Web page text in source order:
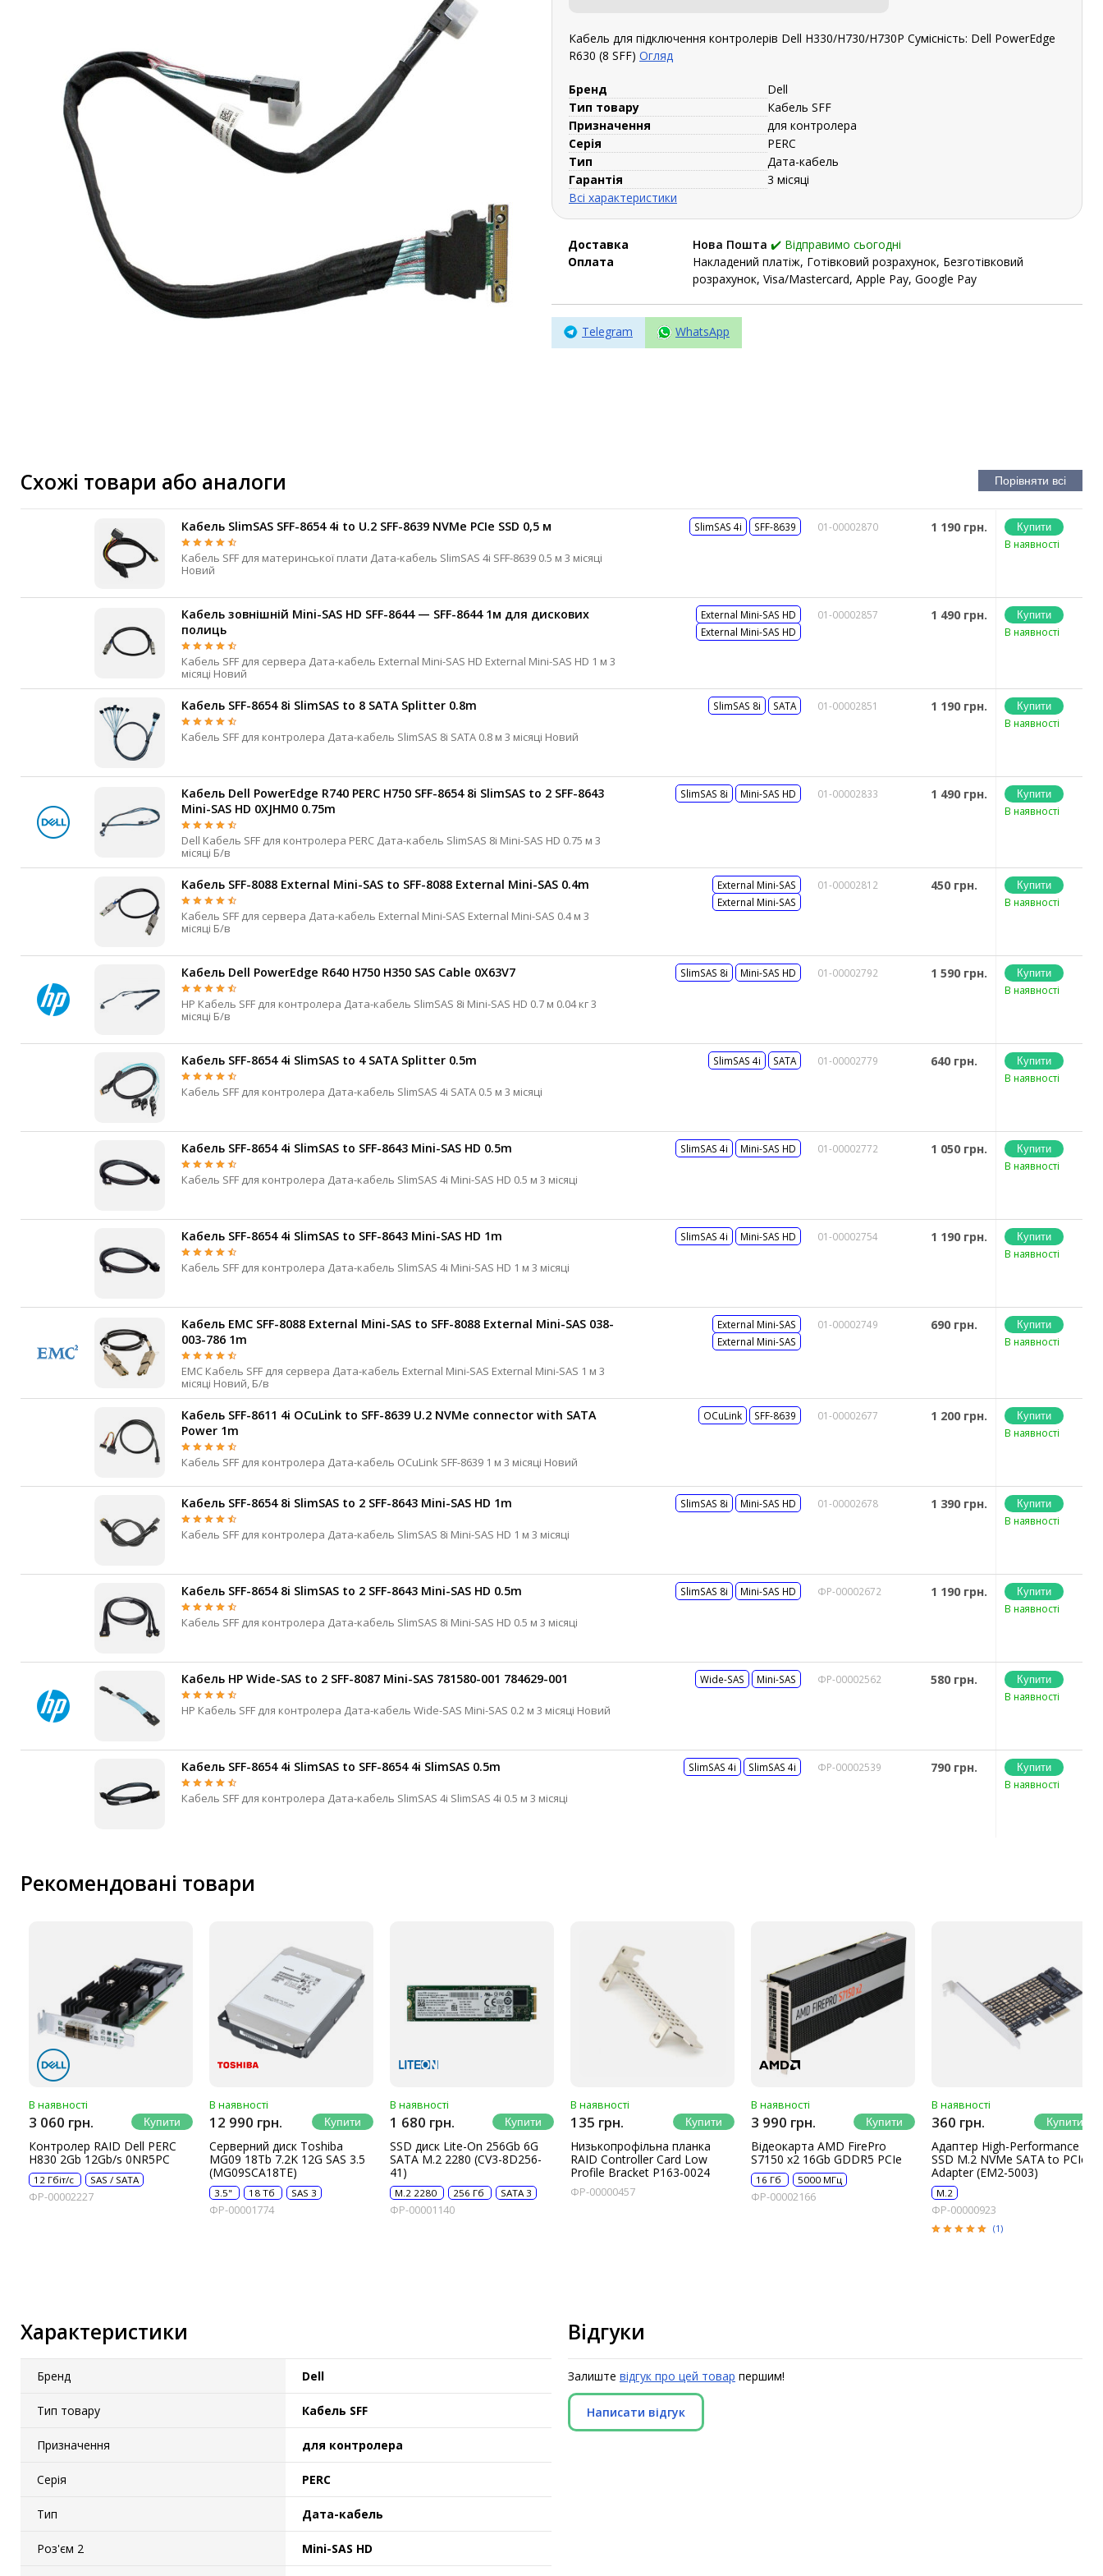
SAS диски
SATA диски
NVMe диски
Відеокарти
Блоки живлення
Контролери RAID
Кулери та системи охолодження
Кошики та салазки для жорстких дисків
Рейки та кріплення
Хаби і кардридери
Фильтри та стабілізатори
Кабелі, роз'єми, перехідники
Аксесуари для ноутбуків
Акумулятори
Зовнішні блоки живлення
Периферійні пристрої
Відеоспостереження
Автоматичні вимикачі
Інвертори напруги
Кабель для підключення контролерів Dell H330/H730/H730P Сумісність: Dell PowerEdge
R630 (8 SFF) Огляд
Бренд
Dell
Тип товару
Кабель SFF
Призначення
для контролера
Серія
PERC
Тип
Дата-кабель
Гарантія
3 місяці
Всі характеристики
Доставка Нова Пошта ✔️ Відправимо сьогодні
Оплата
Накладений платіж, Готівковий розрахунок, Безготівковий
розрахунок, Visa/Mastercard, Apple Pay, Google Pay
Telegram WhatsApp
Схожі товари або аналоги
Кабель SlimSAS SFF-8654 4i to U.2 SFF-8639 NVMe PCIe SSD 0,5 м
Кабель SFF для материнської плати Дата-кабель SlimSAS 4i SFF-8639 0.5 м 3 місяці
Новий
SlimSAS 4i SFF-8639 01-00002870 1 190 грн.
В наявності
Кабель зовнішній Mini-SAS HD SFF-8644 — SFF-8644 1м для дискових
полиць
Кабель SFF для сервера Дата-кабель External Mini-SAS HD External Mini-SAS HD 1 м 3
місяці Новий
External Mini-SAS HD
External Mini-SAS HD
01-00002857 1 490 грн.
В наявності
Кабель SFF-8654 8i SlimSAS to 8 SATA Splitter 0.8m
Кабель SFF для контролера Дата-кабель SlimSAS 8i SATA 0.8 м 3 місяці Новий
SlimSAS 8i SATA 01-00002851 1 190 грн.
В наявності
Кабель Dell PowerEdge R740 PERC H750 SFF-8654 8i SlimSAS to 2 SFF-8643
Mini-SAS HD 0XJHM0 0.75m
Dell Кабель SFF для контролера PERC Дата-кабель SlimSAS 8i Mini-SAS HD 0.75 м 3
місяці Б/в
SlimSAS 8i Mini-SAS HD 01-00002833 1 490 грн.
В наявності
Кабель SFF-8088 External Mini-SAS to SFF-8088 External Mini-SAS 0.4m
Кабель SFF для сервера Дата-кабель External Mini-SAS External Mini-SAS 0.4 м 3
місяці Б/в
External Mini-SAS
External Mini-SAS
01-00002812 450 грн.
В наявності
Кабель Dell PowerEdge R640 H750 H350 SAS Cable 0X63V7
HP Кабель SFF для контролера Дата-кабель SlimSAS 8i Mini-SAS HD 0.7 м 0.04 кг 3
місяці Б/в
SlimSAS 8i Mini-SAS HD 01-00002792 1 590 грн.
В наявності
Кабель SFF-8654 4i SlimSAS to 4 SATA Splitter 0.5m
Кабель SFF для контролера Дата-кабель SlimSAS 4i SATA 0.5 м 3 місяці
SlimSAS 4i SATA 01-00002779 640 грн.
В наявності
Кабель SFF-8654 4i SlimSAS to SFF-8643 Mini-SAS HD 0.5m
Кабель SFF для контролера Дата-кабель SlimSAS 4i Mini-SAS HD 0.5 м 3 місяці
SlimSAS 4i Mini-SAS HD 01-00002772 1 050 грн.
В наявності
Кабель SFF-8654 4i SlimSAS to SFF-8643 Mini-SAS HD 1m
Кабель SFF для контролера Дата-кабель SlimSAS 4i Mini-SAS HD 1 м 3 місяці
SlimSAS 4i Mini-SAS HD 01-00002754 1 190 грн.
В наявності
Кабель EMC SFF-8088 External Mini-SAS to SFF-8088 External Mini-SAS 038-
003-786 1m
EMC Кабель SFF для сервера Дата-кабель External Mini-SAS External Mini-SAS 1 м 3
місяці Новий, Б/в
External Mini-SAS
External Mini-SAS
01-00002749 690 грн.
В наявності
Кабель SFF-8611 4i OCuLink to SFF-8639 U.2 NVMe connector with SATA
Power 1m
Кабель SFF для контролера Дата-кабель OCuLink SFF-8639 1 м 3 місяці Новий
OCuLink SFF-8639 01-00002677 1 200 грн.
В наявності
Кабель SFF-8654 8i SlimSAS to 2 SFF-8643 Mini-SAS HD 1m
Кабель SFF для контролера Дата-кабель SlimSAS 8i Mini-SAS HD 1 м 3 місяці
SlimSAS 8i Mini-SAS HD 01-00002678 1 390 грн.
В наявності
Кабель SFF-8654 8i SlimSAS to 2 SFF-8643 Mini-SAS HD 0.5m
Кабель SFF для контролера Дата-кабель SlimSAS 8i Mini-SAS HD 0.5 м 3 місяці
SlimSAS 8i Mini-SAS HD ФР-00002672 1 190 грн.
В наявності
Кабель HP Wide-SAS to 2 SFF-8087 Mini-SAS 781580-001 784629-001
HP Кабель SFF для контролера Дата-кабель Wide-SAS Mini-SAS 0.2 м 3 місяці Новий
Wide-SAS Mini-SAS ФР-00002562 580 грн.
В наявності
Кабель SFF-8654 4i SlimSAS to SFF-8654 4i SlimSAS 0.5m
Кабель SFF для контролера Дата-кабель SlimSAS 4i SlimSAS 4i 0.5 м 3 місяці
SlimSAS 4i SlimSAS 4i ФР-00002539 790 грн.
В наявності
Рекомендовані товари
В наявності
3 060 грн.
Контролер RAID Dell PERC
H830 2Gb 12Gb/s 0NR5PC
12 Гбіт/с SAS / SATA
ФР-00002227
В наявності
12 990 грн.
Серверний диск Toshiba
MG09 18Tb 7.2K 12G SAS 3.5
(MG09SCA18TE)
3.5" 18 Тб SAS 3
ФР-00001774
В наявності
1 680 грн.
SSD диск Lite-On 256Gb 6G
SATA M.2 2280 (CV3-8D256-
41)
M.2 2280 256 Гб SATA 3
ФР-00001140
В наявності
135 грн.
Низькопрофільна планка
RAID Controller Card Low
Profile Bracket P163-0024
ФР-00000457
В наявності
3 990 грн.
Відеокарта AMD FirePro
S7150 x2 16Gb GDDR5 PCIe
16 Гб 5000 МГц
ФР-00002166
В наявності
360 грн.
Адаптер High-Performance
SSD M.2 NVMe SATA to PCIe
Adapter (EM2-5003)
M.2
ФР-00000923
(1)
Характеристики
Бренд Dell
Тип товару Кабель SFF
Призначення для контролера
Серія PERC
Тип Дата-кабель
Роз'єм 2 Mini-SAS HD
Відгуки
Залиште відгук про цей товар першим!
Написати відгук